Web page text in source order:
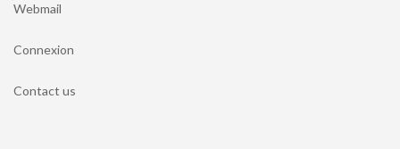
Webmail
Connexion
Contact us